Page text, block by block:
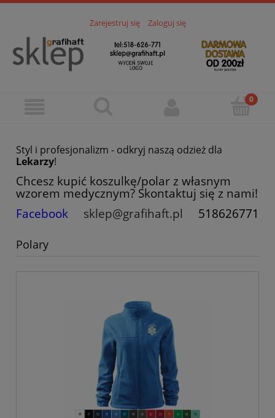
Zarejestruj się Zaloguj się
Styl i profesjonalizm - odkryj naszą odzież dla
Lekarzy!
Chcesz kupić koszulkę/polar z własnym
wzorem medycznym? Skontaktuj się z nami!
Facebook
sklep@grafihaft.pl 518626771
Polary